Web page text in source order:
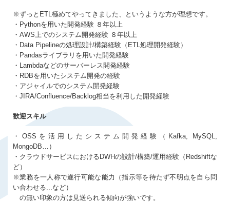
※ずっとETL極めてやってきました、というような方が理想です。
・Pythonを用いた開発経験 ８年以上
・AWS上でのシステム開発経験 ８年以上
・Data Pipelineの処理設計/構築経験（ETL処理開発経験）
・Pandasライブラリを用いた開発経験
・Lambdaなどのサーバーレス開発経験
・RDBを用いたシステム開発の経験
・アジャイルでのシステム開発経験
・JIRA/Confluence/Backlog相当を利用した開発経験
歓迎スキル
・OSSを活用したシステム開発経験（Kafka, MySQL,
MongoDB…）
・クラウドサービスにおけるDWHの設計/構築/運用経験（Redshiftな
ど）
※業務を一人称で遂行可能な能力（指示等を待たず不明点を自ら問
い合わせる...など）
の無い印象の方は見送られる傾向が強いです。